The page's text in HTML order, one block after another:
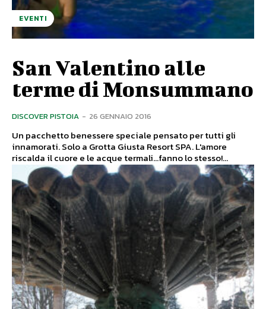
EVENTI
San Valentino alle
terme di Monsummano
DISCOVER PISTOIA - 26 GENNAIO 2016
Un pacchetto benessere speciale pensato per tutti gli
innamorati. Solo a Grotta Giusta Resort SPA. L'amore
riscalda il cuore e le acque termali...fanno lo stesso!...